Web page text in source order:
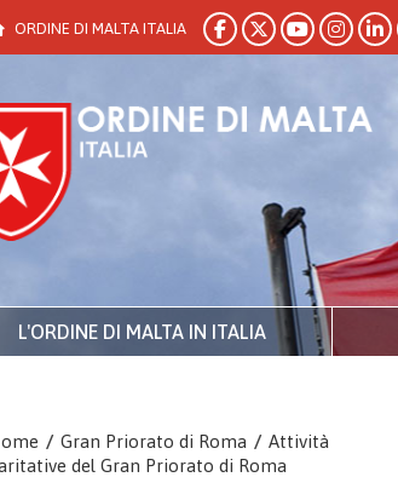
ORDINE DI MALTA ITALIA
L'ORDINE DI MALTA IN ITALIA
/ Gran Priorato di Roma / Attività
del Gran Priorato di Roma